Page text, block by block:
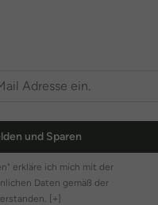
und Sparen
erkläre ich mich mit der
Daten gemäß der
[+]